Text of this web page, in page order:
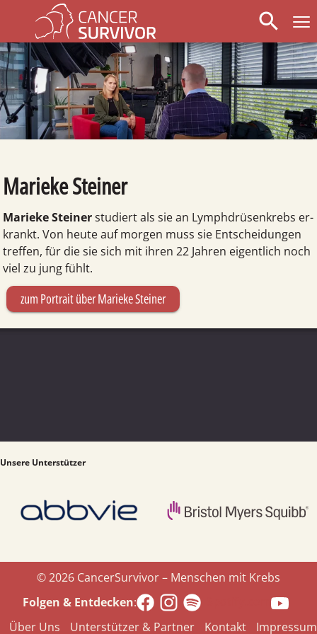
search
Marieke Steiner
Marieke Steinerstudiert als sie an Lymph­drüsen­krebs er­
krankt. Von heute auf morgen muss sie Ent­schei­dun­gen
tref­fen, für die sie sich mit ihren 22 Jahren eigentlich noch
viel zu jung fühlt.
zum Portrait über Marieke Steiner
Unsere Unterstützer
© 2026 CancerSurvivor – Menschen mit Krebs
Folgen & Entdecken:
Über Uns
Unterstützer & Partner Kontakt Impressum